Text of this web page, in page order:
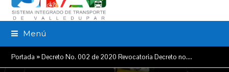
Menú
Portada »Decreto No. 002 de 2020 Revocatoria Decreto no.…